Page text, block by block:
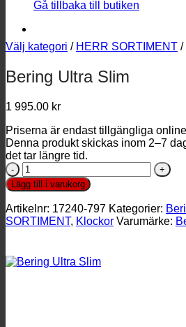
Gå tillbaka till butiken
Välj kategori / HERR SORTIMENT /
Bering Ultra Slim
1 995.00 kr
Priserna är endast tillgängliga online
Denna produkt skickas inom 2–7
det tar längre tid.
Bering
Ultra
Slim
mängd
Lägg till i varukorg
Artikelnr: 17240-797 Kategorier:
SORTIMENT, Klockor Varumärke: